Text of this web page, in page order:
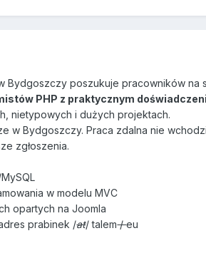
Bydgoszczy poszukuje pracowników na
PHP z praktycznym
nietypowych i dużych projektach.
w Bydgoszczy. Praca zdalna nie
zgłoszenia.
w modelu MVC
opartych na Joomla
prabinek /at/ talem/eu